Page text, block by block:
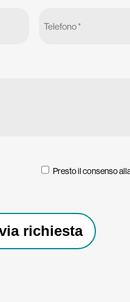
Presto il consenso